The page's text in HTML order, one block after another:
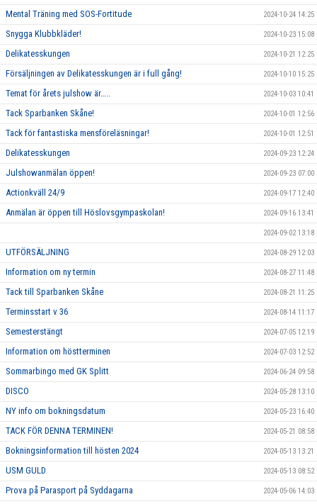
Mental Träning med SOS-Fortitude 2024-10-24 14:25
Snygga Klubbkläder! 2024-10-23 15:08
Delikatesskungen 2024-10-21 12:25
Försäljningen av Delikatesskungen är i full gång! 2024-10-10 15:25
Temat för årets julshow är….. 2024-10-03 10:41
Tack Sparbanken Skåne! 2024-10-01 12:56
Tack för fantastiska mensföreläsningar! 2024-10-01 12:51
Delikatesskungen 2024-09-23 12:24
Julshowanmälan öppen! 2024-09-23 07:00
Actionkväll 24/9 2024-09-17 12:40
Anmälan är öppen till Höslovsgympaskolan! 2024-09-16 13:41
2024-09-02 13:18
UTFÖRSÄLJNING 2024-08-29 12:03
Information om ny termin 2024-08-27 11:48
Tack till Sparbanken Skåne 2024-08-21 11:25
Terminsstart v 36 2024-08-14 11:17
Semesterstängt 2024-07-05 12:19
Information om höstterminen 2024-07-03 12:52
Sommarbingo med GK Splitt 2024-06-24 09:58
DISCO 2024-05-28 13:10
NY info om bokningsdatum 2024-05-23 16:40
TACK FÖR DENNA TERMINEN! 2024-05-21 08:58
Bokningsinformation till hösten 2024 2024-05-13 13:21
USM GULD 2024-05-13 08:52
Prova på Parasport på Syddagarna 2024-05-06 14:03